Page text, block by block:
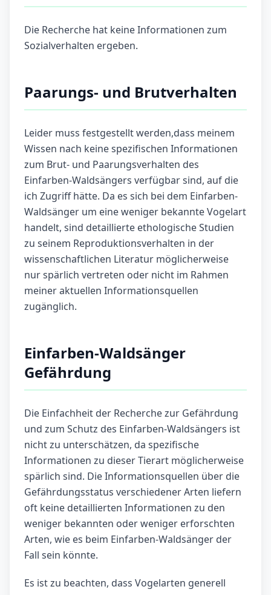
Die Recherche hat keine Informationen zum
Sozialverhalten ergeben.
Paarungs- und Brutverhalten
Leider muss festgestellt werden,dass meinem
Wissen nach keine spezifischen Informationen
zum Brut- und Paarungsverhalten des
Einfarben-Waldsängers verfügbar sind, auf die
ich Zugriff hätte. Da es sich bei dem Einfarben-
Waldsänger um eine weniger bekannte Vogelart
handelt, sind detaillierte ethologische Studien
zu seinem Reproduktionsverhalten in der
wissenschaftlichen Literatur möglicherweise
nur spärlich vertreten oder nicht im Rahmen
meiner aktuellen Informationsquellen
zugänglich.
Einfarben-Waldsänger
Gefährdung
Die Einfachheit der Recherche zur Gefährdung
und zum Schutz des Einfarben-Waldsängers ist
nicht zu unterschätzen, da spezifische
Informationen zu dieser Tierart möglicherweise
spärlich sind. Die Informationsquellen über die
Gefährdungsstatus verschiedener Arten liefern
oft keine detaillierten Informationen zu den
weniger bekannten oder weniger erforschten
Arten, wie es beim Einfarben-Waldsänger der
Fall sein könnte.
Es ist zu beachten, dass Vogelarten generell